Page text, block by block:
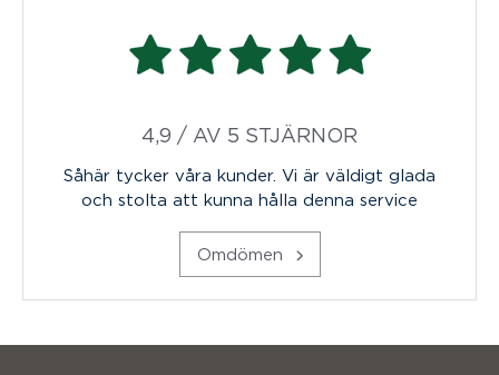
4,9 / AV 5 STJÄRNOR
Såhär tycker våra kunder. Vi är väldigt glada
och stolta att kunna hålla denna service
Omdömen